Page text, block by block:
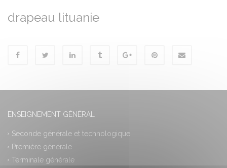
drapeau lituanie
ENSEIGNEMENT GÉNÉRAL
Seconde générale et technologique
Première générale
Terminale générale